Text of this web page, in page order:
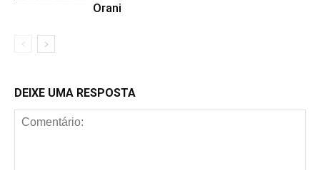
Orani
DEIXE UMA RESPOSTA